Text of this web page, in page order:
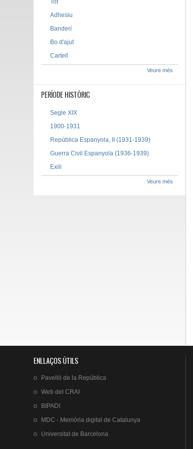
Tot
Adhesiu
Banderí
Bo d'ajut
Cartell
Veure més
PERÍODE HISTÒRIC
Segle XIX
1900-1931
República Espanyola, II (1931-1939)
Guerra Civil Espanyola (1936-1939)
Exili
Veure més
ENLLAÇOS ÚTILS
Pavelló de la República
Web delCRAI
BIPADI
MDC - Memòria digital de Catalunya
Universitat de Barcelona